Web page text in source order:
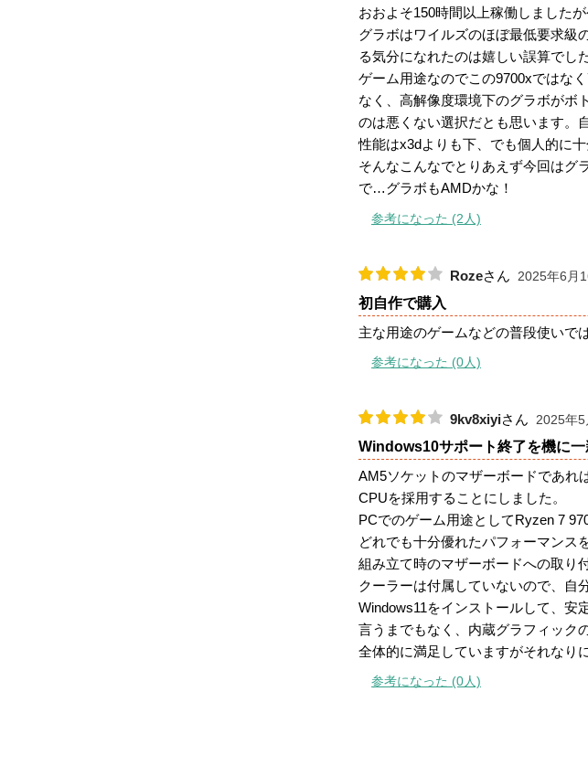
おおよそ150時間以上稼働しました
グラボはワイルズのほぼ最低要求級
る気分になれたのは嬉しい誤算でした
ゲーム用途なのでこの9700xではな
なく、高解像度環境下のグラボがボ
のは悪くない選択だとも思います。
性能はx3dよりも下、でも個人的に
そんなこんなでとりあえず今回はグ
で…グラボもAMDかな！
参考になった (2人)
Rozeさん 2025年6月
初自作で購入
主な用途のゲームなどの普段使いで
参考になった (0人)
9kv8xiyiさん 2025年
Windows10サポート終了を機に一
AM5ソケットのマザーボードであれ
CPUを採用することにしました。
PCでのゲーム用途としてRyzen 7
どれでも十分優れたパフォーマンス
組み立て時のマザーボードへの取り
クーラーは付属していないので、自
Windows11をインストールして、安
言うまでもなく、内蔵グラフィック
全体的に満足していますがそれなり
参考になった (0人)